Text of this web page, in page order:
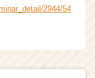
2944/54